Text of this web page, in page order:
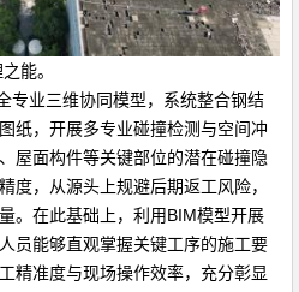
能。
专业三维协同模型，系统整合钢结
纸，开展多专业碰撞检测与空间冲
屋面构件等关键部位的潜在碰撞隐
度，从源头上规避后期返工风险，
。在此基础上，利用BIM模型开展
员能够直观掌握关键工序的施工要
精准度与现场操作效率，充分彰显